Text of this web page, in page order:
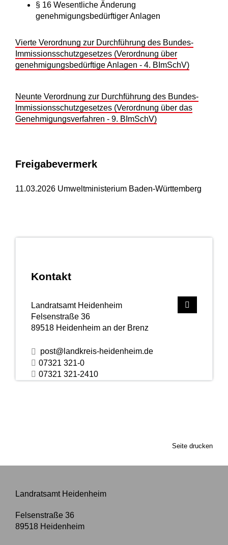
Kontakt
Landratsamt Heidenheim
Felsenstraße 36
89518 Heidenheim an der Brenz
post@landkreis-heidenheim.de
07321 321-0
07321 321-2410
§ 16 Wesentliche Änderung
genehmigungsbedürftiger Anlagen
Vierte Verordnung zur Durchführung des Bundes-
Immissionsschutzgesetzes (Verordnung über
genehmigungsbedürftige Anlagen - 4. BImSchV)
Neunte Verordnung zur Durchführung des Bundes-
Immissionsschutzgesetzes (Verordnung über das
Genehmigungsverfahren - 9. BImSchV)
Freigabevermerk
11.03.2026 Umweltministerium Baden-Württemberg
Seite drucken
Landratsamt Heidenheim
Felsenstraße 36
89518 Heidenheim